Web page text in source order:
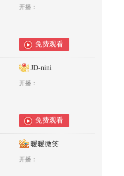
开播：
免费观看
JD-nini
开播：
免费观看
暖暖微笑
开播：